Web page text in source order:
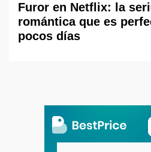
Furor en Netflix: la
romántica que es
pocos días